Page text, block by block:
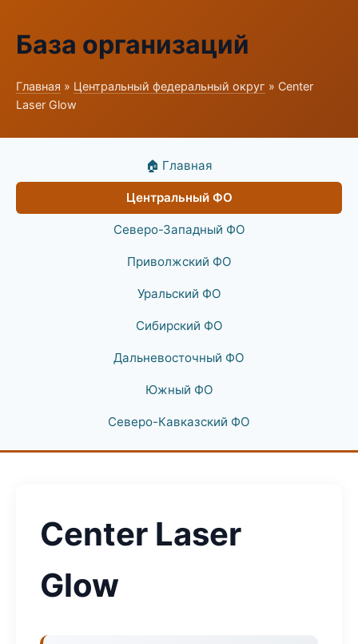
База организаций
Главная » Центральный федеральный округ » Center
Laser Glow
🏠 Главная
Центральный ФО
Северо-Западный ФО
Приволжский ФО
Уральский ФО
Сибирский ФО
Дальневосточный ФО
Южный ФО
Северо-Кавказский ФО
Center Laser
Glow